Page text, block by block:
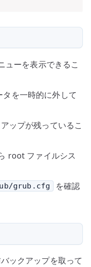
ューを表示できるこ
を一時的に外して
ップが残っているこ
root ファイルシス
grub.cfg
を確認
ックアップを取って